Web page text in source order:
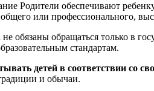
Родители обеспечивают
или профессионального,
обязаны обращаться только в
стандартам.
детей в соответствии со
и обычаи.